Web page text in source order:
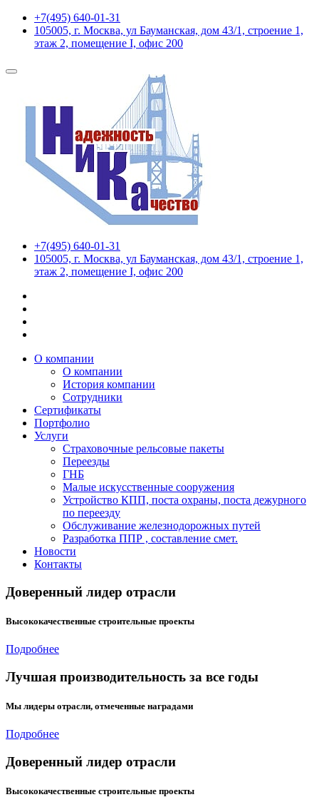
+7(495) 640-01-31
105005, г. Москва, ул Бауманская, дом 43/1, строение 1,
этаж 2, помещение I, офис 200
+7(495) 640-01-31
105005, г. Москва, ул Бауманская, дом 43/1, строение 1,
этаж 2, помещение I, офис 200
О компании
О компании
История компании
Сотрудники
Сертификаты
Портфолио
Услуги
Страховочные рельсовые пакеты
Переезды
ГНБ
Малые искусственные сооружения
Устройство КПП, поста охраны, поста дежурного
по переезду
Обслуживание железнодорожных путей
Разработка ППР , составление смет.
Новости
Контакты
Доверенный лидер отрасли
Высококачественные строительные проекты
Подробнее
Лучшая производительность за все годы
Мы лидеры отрасли, отмеченные наградами
Подробнее
Доверенный лидер отрасли
Высококачественные строительные проекты